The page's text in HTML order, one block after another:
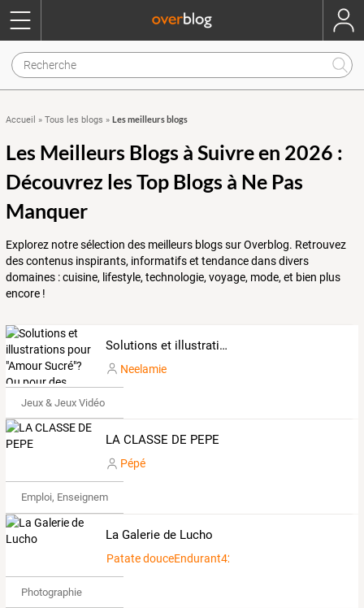
Accueil » Tous les blogs » Les meilleurs blogs
Les Meilleurs Blogs à Suivre en 2026 :
Découvrez les Top Blogs à Ne Pas
Manquer
Explorez notre sélection des meilleurs blogs sur Overblog. Retrouvez
des contenus inspirants, informatifs et tendance dans divers
domaines : cuisine, lifestyle, technologie, voyage, mode, et bien plus
encore !
Solutions et illustrations pour "Amour Sucré"? Ou pour des otomes? C'est ici :-D
Neelamie
Jeux & Jeux Vidéo
LA CLASSE DE PEPE
Pépé
Emploi, Enseignement & Etudes
La Galerie de Lucho
Patate douceEndurant428624
Photographie